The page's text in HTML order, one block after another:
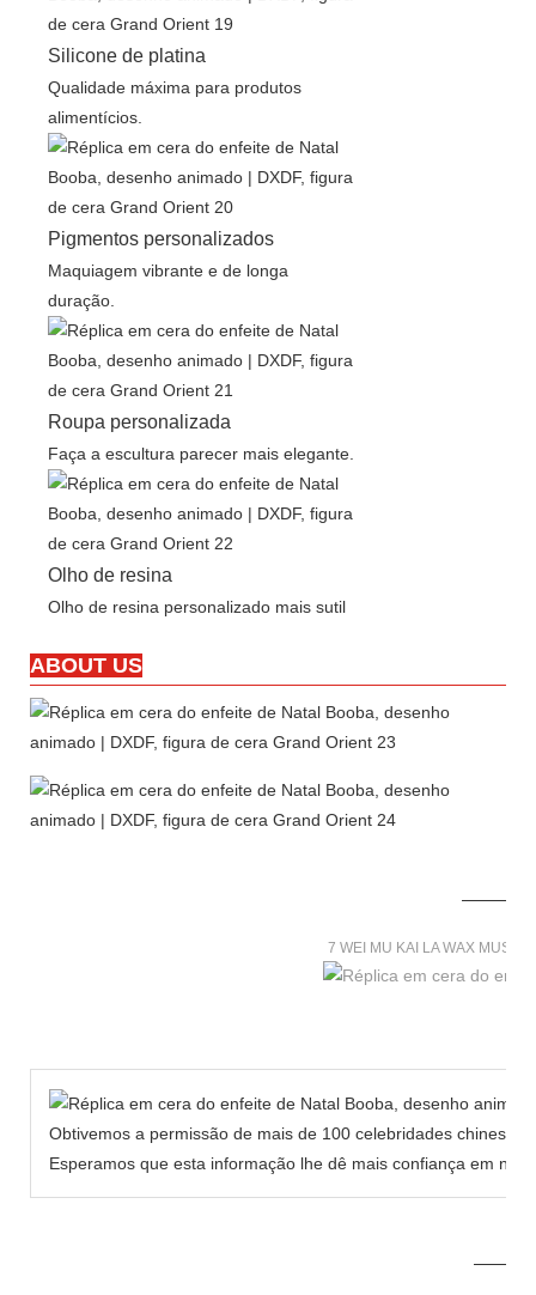
Silicone de platina
Qualidade máxima para produtos
alimentícios.
Pigmentos personalizados
Maquiagem vibrante e de longa
duração.
Roupa personalizada
Faça a escultura parecer mais elegante.
Olho de resina
Olho de resina personalizado mais sutil
ABOUT US
7 WEI MU KAI LA WAX
Obtivemos a permissão de mais de 100 celebridades
Esperamos que esta informação lhe dê mais confiança em